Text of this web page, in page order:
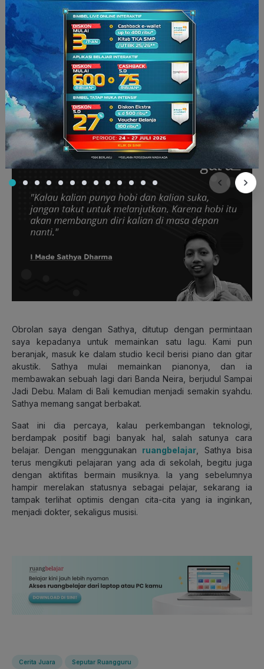
kayak gini, ke mana aja bisa diakses, ditambah lagi aku akan
les musik, dan ini pasti sangat membantu aku menjalankan
kewajiban sebagai pelajar, di tengah kesibukanku bermusik.
Apa harapan kamu selanjutnya?
Aku kepingin banget masuk Udayana jurusan kedokteran
nantinya. Semoga dengan apa yang sekarang aku jalani,
semua itu bisa tercapai. Aku juga akan tetap menjalankan
kegiatanku bermusik.
Obrolan saya dengan Sathya, ditutup dengan permintaan
saya kepadanya untuk memainkan satu lagu. Kami pun
beranjak, masuk ke dalam studio kecil berisi piano dan gitar
akustik. Sathya mulai memainkan pianonya, dan ia
membawakan sebuah lagi dari Banda Neira, berjudul Sampai
Jadi Debu. Malam di Bali kemudian menjadi semakin syahdu.
Sathya memang sangat berbakat.
Saat ini dia percaya, kalau perkembangan teknologi,
berdampak positif bagi banyak hal, salah satunya cara
belajar. Dengan menggunakan ruangbelajar, Sathya bisa
terus mengikuti pelajaran yang ada di sekolah, begitu juga
dengan aktifitas bermain musiknya. Ia yang sebelumnya
hampir merelakan statusnya sebagai pelajar, sekarang ia
tampak terlihat optimis dengan cita-cita yang ia inginkan,
menjadi dokter, sekaligus musisi.
Cerita Juara Seputar Ruangguru